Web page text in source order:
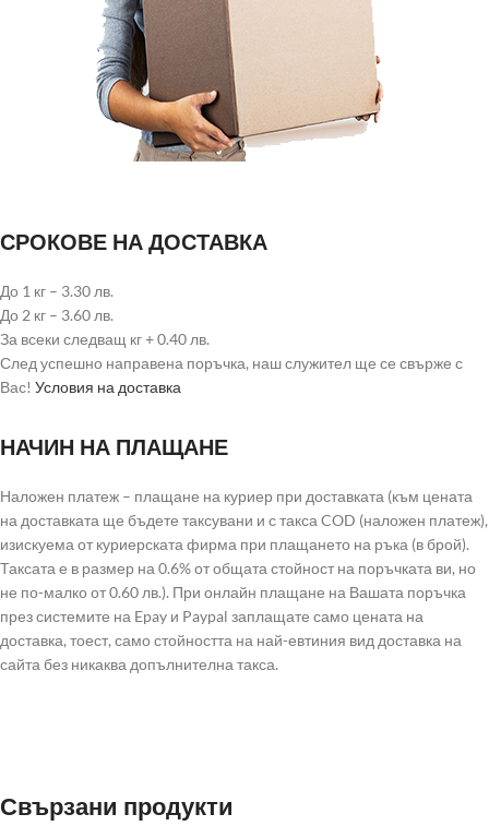
СРОКОВЕ НА ДОСТАВКА
До 1 кг – 3.30 лв.
До 2 кг – 3.60 лв.
За всеки следващ кг + 0.40 лв.
След успешно направена поръчка, наш служител ще се свърже с
Вас! Условия на доставка
НАЧИН НА ПЛАЩАНЕ
Наложен платеж – плащане на куриер при доставката (към цената
на доставката ще бъдете таксувани и с такса COD (наложен платеж),
изискуема от куриерската фирма при плащането на ръка (в брой).
Таксата е в размер на 0.6% от общата стойност на поръчката ви, но
не по-малко от 0.60 лв.). При онлайн плащане на Вашата поръчка
през системите на Epay и Paypal заплащате само цената на
доставка, тоест, само стойността на най-евтиния вид доставка на
сайта без никаква допълнителна такса.
Свързани продукти